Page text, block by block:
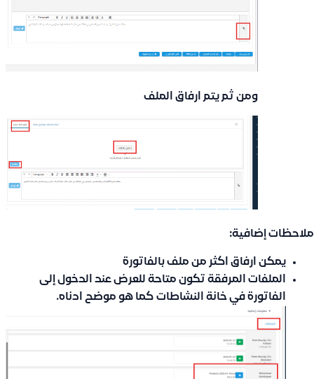
ومن ثم يتم ارفاق الملف
ملاحظات إضافية:
يمكن ارفاق اكثر من ملف بالفاتورة
الملفات المرفقة تكون متاحة للعرض عند الدخول إلى
الفاتورة في خانة النشاطات كما هو موضح ادناه.